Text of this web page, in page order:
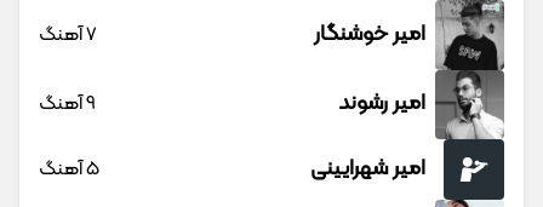
امیر خوشنگار 7 آهنگ
امیر رشوند 9 آهنگ
امیر شهرایینی 5 آهنگ